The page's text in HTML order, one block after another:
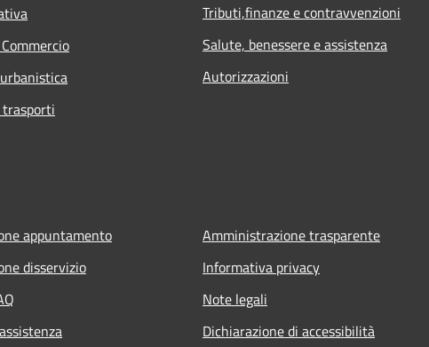
Tributi,finanze e contravvenzioni
Salute, benessere e assistenza
Autorizzazioni
appuntamento
disservizio
Amministrazione trasparente
Informativa privacy
Note legali
Dichiarazione di accessibilità